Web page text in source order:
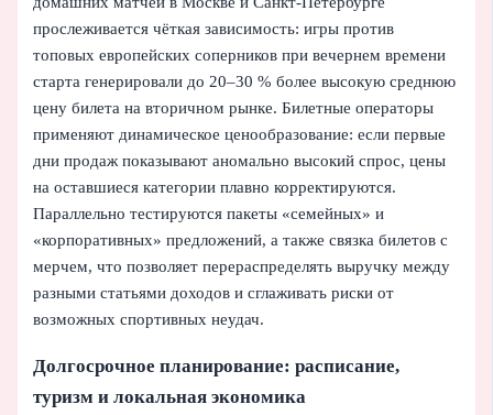
прослеживается чёткая зависимость: игры против
топовых европейских соперников при вечернем времени
старта генерировали до 20–30 % более высокую среднюю
цену билета на вторичном рынке. Билетные операторы
применяют динамическое ценообразование: если первые
дни продаж показывают аномально высокий спрос, цены
на оставшиеся категории плавно корректируются.
Параллельно тестируются пакеты «семейных» и
«корпоративных» предложений, а также связка билетов с
мерчем, что позволяет перераспределять выручку между
разными статьями доходов и сглаживать риски от
возможных спортивных неудач.
Долгосрочное планирование: расписание,
туризм и локальная экономика